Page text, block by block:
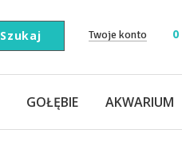
Twoje konto 0
Szukaj
GOŁĘBIE AKWARIUM